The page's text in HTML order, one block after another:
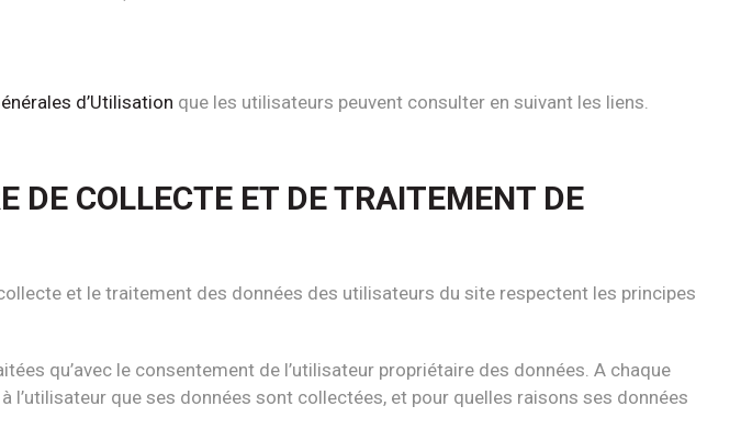
d’Utilisation que les utilisateurs peuvent consulter en suivant les liens.
DE COLLECTE ET DE TRAITEMENT DE
et le traitement des données des utilisateurs du site respectent les principes
qu’avec le consentement de l’utilisateur propriétaire des données. A chaque
que ses données sont collectées, et pour quelles raisons ses données